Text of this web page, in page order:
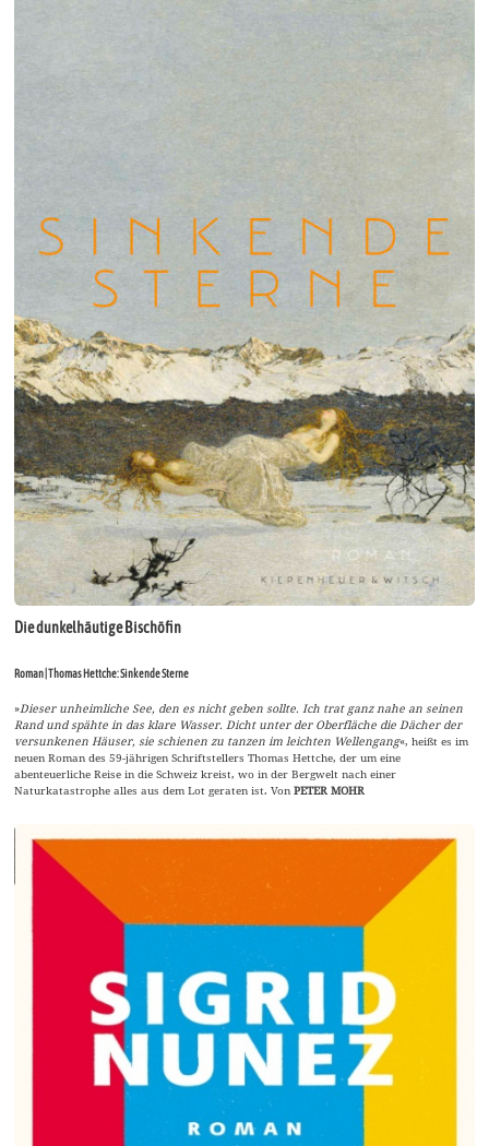
Die dunkelhäutige Bischöfin
Roman | Thomas Hettche: Sinkende Sterne
»Dieser unheimliche See, den es nicht geben sollte. Ich trat ganz nahe an seinen
Rand und spähte in das klare Wasser. Dicht unter der Oberfläche die Dächer der
versunkenen Häuser, sie schienen zu tanzen im leichten Wellengang«, heißt es im
neuen Roman des 59-jährigen Schriftstellers Thomas Hettche, der um eine
abenteuerliche Reise in die Schweiz kreist, wo in der Bergwelt nach einer
Naturkatastrophe alles aus dem Lot geraten ist. VonPETER MOHR